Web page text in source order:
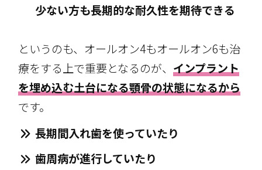
少ない方も長期的な耐久性を期待できる
というのも、オールオン4もオールオン6も治
療をする上で重要となるのが、インプラント
を埋め込む土台になる顎骨の状態になるから
です。
長期間入れ歯を使っていたり
歯周病が進行していたり